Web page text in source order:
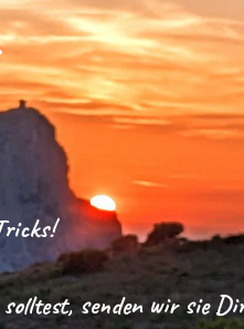
senden wir sie